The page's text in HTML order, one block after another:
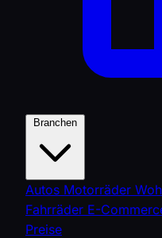
Autos Motorräder
Fahrräder E-
Preise